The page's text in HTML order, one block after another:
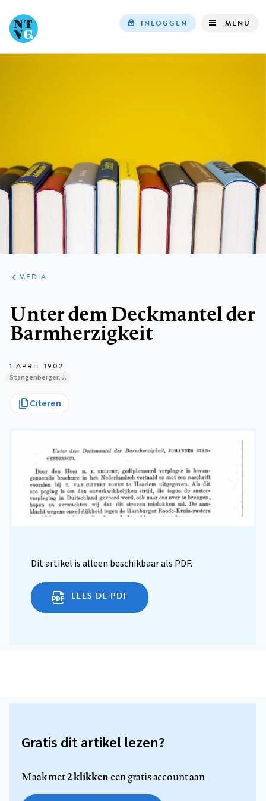
INLOGGEN MENU
ARTIKELEN
VARIA
MEDIA
Unter dem Deckmantel der
Barmherzigkeit
1 APRIL 1902
Stangenberger, J.
Citeren
Dit artikel is alleen beschikbaar als PDF.
LEES DE PDF
Gratis dit artikel lezen?
Maak met2 klikkeneen gratis account aan